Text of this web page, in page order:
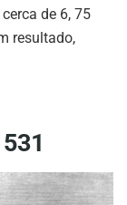
de 6, 75
resultado,